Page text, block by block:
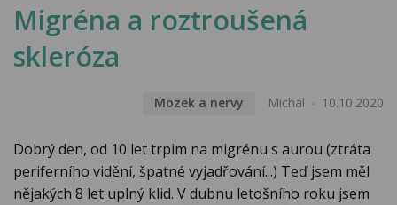
Migréna a roztroušená
skleróza
Mozek a nervy Michal 10.10.2020
Dobrý den, od 10 let trpim na migrénu s aurou (ztráta
periferního vidění, špatné vyjadřování...) Teď jsem měl
nějakých 8 let uplný klid. V dubnu letošního roku jsem